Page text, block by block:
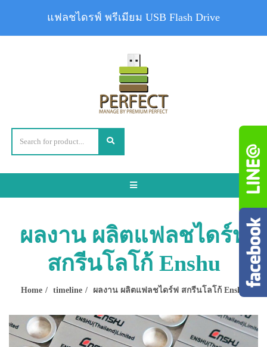
Toggle
ผลงาน ผลิตแฟลชไดร์ฟ
สกรีนโลโก้ Enshu
Home timeline ผลงาน ผลิตแฟลชไดร์ฟ สกรีนโลโก้ Enshu
แฟลชไดรฟ์ พรีเมียม USB Flash Drive